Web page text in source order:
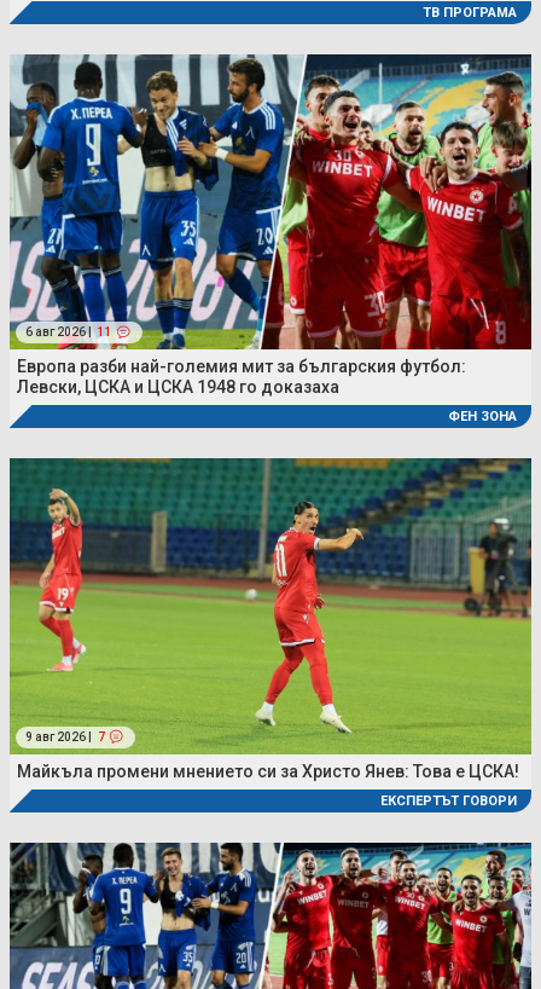
ТВ ПРОГРАМА
6 авг 2026 | 11
Европа разби най-големия мит за българския футбол:
Левски, ЦСКА и ЦСКА 1948 го доказаха
ФЕН ЗОНА
9 авг 2026 | 7
Майкъла промени мнението си за Христо Янев: Това е ЦСКА!
ЕКСПЕРТЪТ ГОВОРИ